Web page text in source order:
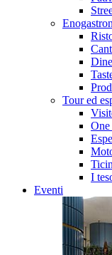
Tour ed
I
Eventi